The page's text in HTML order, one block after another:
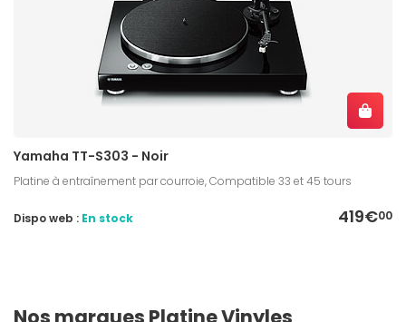
Yamaha TT-S303 - Noir
Platine à entraînement par courroie, Compatible 33 et 45 tours
419€00
Dispo web : En stock